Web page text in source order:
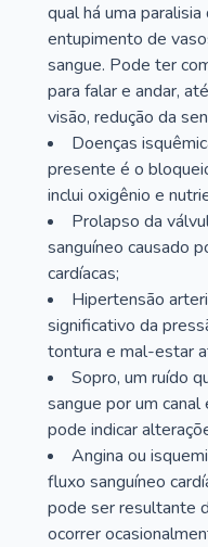
qual há uma
entupimento de
sangue. Pode ter
para falar e andar,
visão, redução da
Doenças
presente é o
inclui oxigênio e
Prolapso da
sanguíneo causado
cardíacas;
Hipertensão
significativo da
tontura e mal-estar
Sopro, um ruído
sangue por um
pode indicar
Angina ou
fluxo sanguíneo
pode ser resultante
ocorrer